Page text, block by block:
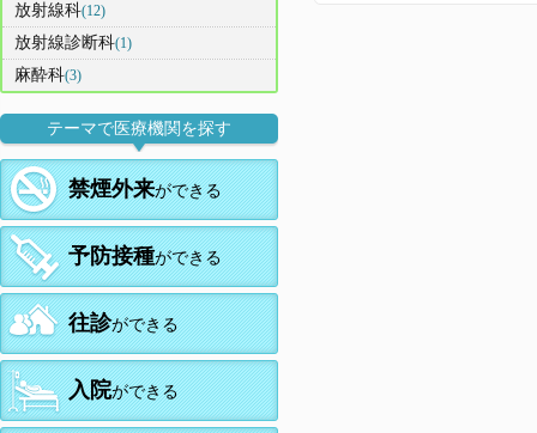
放射線科(12)
放射線診断科(1)
麻酔科(3)
テーマで医療機関を探す
禁煙外来ができる
予防接種ができる
往診ができる
入院ができる